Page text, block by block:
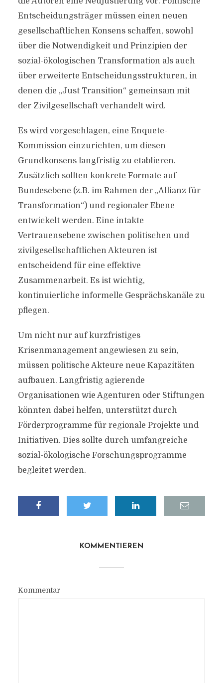
Entscheidungsträger müssen einen neuen
gesellschaftlichen Konsens schaffen, sowohl
über die Notwendigkeit und Prinzipien der
sozial-ökologischen Transformation als auch
über erweiterte Entscheidungsstrukturen, in
denen die „Just Transition“ gemeinsam mit
der Zivilgesellschaft verhandelt wird.
Es wird vorgeschlagen, eine Enquete-
Kommission einzurichten, um diesen
Grundkonsens langfristig zu etablieren.
Zusätzlich sollten konkrete Formate auf
Bundesebene (z.B. im Rahmen der „Allianz für
Transformation“) und regionaler Ebene
entwickelt werden. Eine intakte
Vertrauensebene zwischen politischen und
zivilgesellschaftlichen Akteuren ist
entscheidend für eine effektive
Zusammenarbeit. Es ist wichtig,
kontinuierliche informelle Gesprächskanäle zu
pflegen.
Um nicht nur auf kurzfristiges
Krisenmanagement angewiesen zu sein,
müssen politische Akteure neue Kapazitäten
aufbauen. Langfristig agierende
Organisationen wie Agenturen oder Stiftungen
könnten dabei helfen, unterstützt durch
Förderprogramme für regionale Projekte und
Initiativen. Dies sollte durch umfangreiche
sozial-ökologische Forschungsprogramme
begleitet werden.
KOMMENTIEREN
Kommentar